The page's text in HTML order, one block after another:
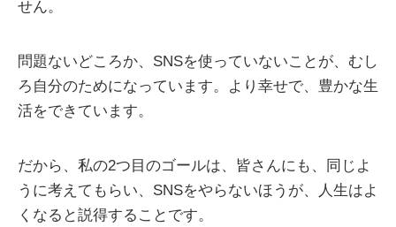
せん。
問題ないどころか、SNSを使っていないことが、むし
ろ自分のためになっています。より幸せで、豊かな生
活をできています。
だから、私の2つ目のゴールは、皆さんにも、同じよ
うに考えてもらい、SNSをやらないほうが、人生はよ
くなると説得することです。